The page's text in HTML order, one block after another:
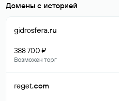
Домены с историей
gidrosfera.ru
388 700 ₽
Возможен торг
reget.com